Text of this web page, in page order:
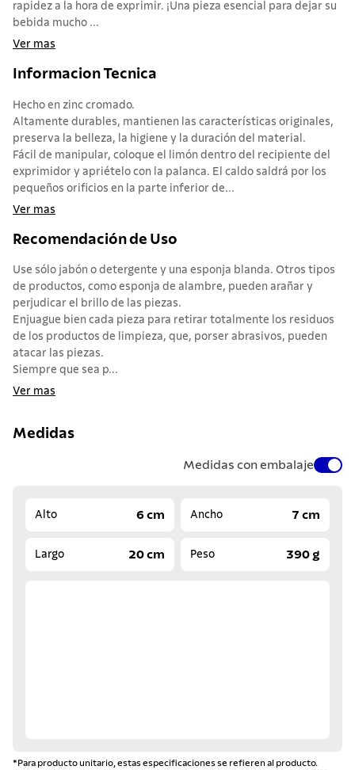
rapidez a la hora de exprimir. ¡Una pieza esencial para dejar su
bebida mucho ...
Ver mas
Informacion Tecnica
Hecho en zinc cromado.
Altamente durables, mantienen las características originales,
preserva la belleza, la higiene y la duración del material.
Fácil de manipular, coloque el limón dentro del recipiente del
exprimidor y apriételo con la palanca. El caldo saldrá por los
pequeños orificios en la parte inferior de...
Ver mas
Recomendación de Uso
Use sólo jabón o detergente y una esponja blanda. Otros tipos
de productos, como esponja de alambre, pueden arañar y
perjudicar el brillo de las piezas.
Enjuague bien cada pieza para retirar totalmente los residuos
de los productos de limpieza, que, porser abrasivos, pueden
atacar las piezas.
Siempre que sea p...
Ver mas
Medidas
Medidas con embalaje
Alto 6 cm Ancho 7 cm
Largo 20 cm Peso 390 g
*Para producto unitario, estas especificaciones se refieren al producto.